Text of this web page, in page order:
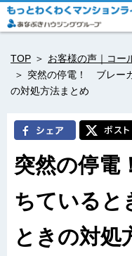
TOP
お客様の声｜コー
突然の停電！ ブレー
の対処方法まとめ
突然の停
ちていると
ときの対処